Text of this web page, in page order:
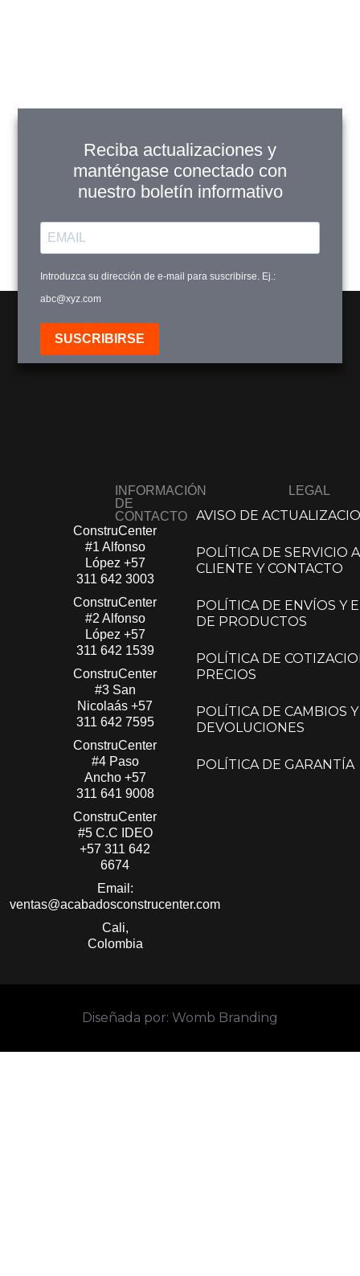
Mueble de baño 60
cm gris oscuro con
lavamanos, espejo y
estante superior
Ver Productos
Añadir a Carrito
Reciba actualizaciones y
manténgase conectado con
nuestro boletín informativo
Introduzca su dirección de e-mail para suscribirse. Ej.:
abc@xyz.com
SUSCRIBIRSE
INFORMACIÓN
DE
CONTACTO
ConstruCenter
#1 Alfonso
López​ +57
311 642 3003
ConstruCenter
#2 Alfonso
López​ +57
311 642 1539
ConstruCenter
#3 San
Nicolaás​+57
311 642 7595
ConstruCenter
#4 Paso
Ancho +57
311 641 9008
ConstruCenter
#5 C.C IDEO
+57 311 642
6674
Email:
ventas@acabadosconstrucenter.com
Cali,
Colombia
LEGAL
AVISO DE
POLÍTICA DE SERVICIO
CLIENTE Y CONTACTO
POLÍTICA DE ENVÍOS Y
DE PRODUCTOS
POLÍTICA DE
PRECIOS
POLÍTICA DE CAMBIOS Y
DEVOLUCIONES
POLÍTICA DE GARANTÍA
Diseñada por: Womb Branding